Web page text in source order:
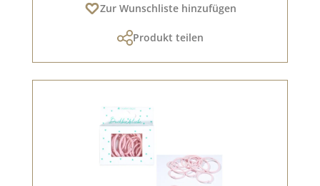
Zur Wunschliste hinzufügen
Produkt teilen